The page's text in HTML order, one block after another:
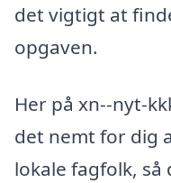
det vigtigt at
opgaven.
Her på xn--nyt-
det nemt for dig
lokale fagfolk, så